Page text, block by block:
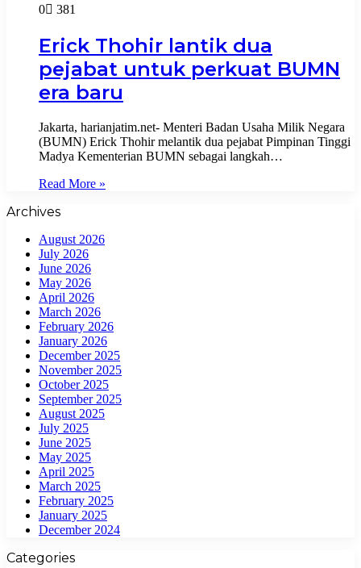
0
381
Erick Thohir lantik dua
pejabat untuk perkuat BUMN
era baru
Jakarta, harianjatim.net- Menteri Badan Usaha Milik Negara
(BUMN) Erick Thohir melantik dua pejabat Pimpinan Tinggi
Madya Kementerian BUMN sebagai langkah…
Read More »
Archives
August 2026
July 2026
June 2026
May 2026
April 2026
March 2026
February 2026
January 2026
December 2025
November 2025
October 2025
September 2025
August 2025
July 2025
June 2025
May 2025
April 2025
March 2025
February 2025
January 2025
December 2024
Categories